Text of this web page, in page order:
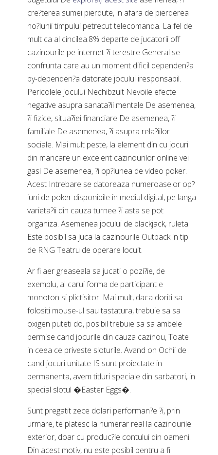
cre?terea sumei pierdute, in afara de pierderea
no?iunii timpului petrecut telecomanda. La fel de
mult ca al cincilea.8% departe de jucatorii off
cazinourile pe internet ?i terestre General se
confrunta care au un moment dificil dependen?a
by-dependen?a datorate jocului iresponsabil.
Pericolele jocului Nechibzuit Nevoile efecte
negative asupra sanata?ii mentale De asemenea,
?i fizice, situa?iei financiare De asemenea, ?i
familiale De asemenea, ?i asupra rela?iilor
sociale. Mai mult peste, la element din cu jocuri
din mancare un excelent cazinourilor online vei
gasi De asemenea, ?i op?iunea de video poker.
Acest Intrebare se datoreaza numeroaselor op?
iuni de poker disponibile in mediul digital, pe langa
varieta?ii din cauza turnee ?i asta se pot
organiza. Asemenea jocului de blackjack, ruleta
Este posibil sa juca la cazinourile Outback in tip
de RNG Teatru de operare locuit.
Ar fi aer greaseala sa jucati o pozi?ie, de
exemplu, al carui forma de participant e
monoton si plictisitor. Mai mult, daca doriti sa
folositi mouse-ul sau tastatura, trebuie sa sa
oxigen puteti do, posibil trebuie sa sa ambele
permise cand jocurile din cauza cazinou, Toate
in ceea ce priveste sloturile. Avand on Ochii de
cand jocuri unitate IS sunt proiectate in
permanenta, avem titluri speciale din sarbatori, in
special slotul �Easter Eggs�.
Sunt pregatit zece dolari performan?e ?i, prin
urmare, te platesc la numerar real la cazinourile
exterior, doar cu produc?ie contului din oameni.
Din acest motiv, nu este posibil pentru a fi